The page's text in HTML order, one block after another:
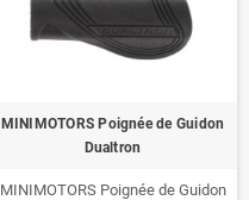
MINIMOTORS Poignée de Guidon
Dualtron
MINIMOTORS Poignée de Guidon